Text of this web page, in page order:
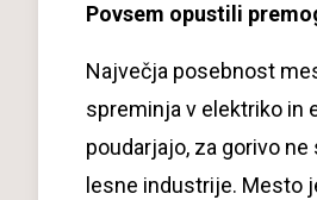
Povsem opustili
Največja posebnost
spreminja v elektriko in
poudarjajo, za gorivo
lesne industrije. Mesto